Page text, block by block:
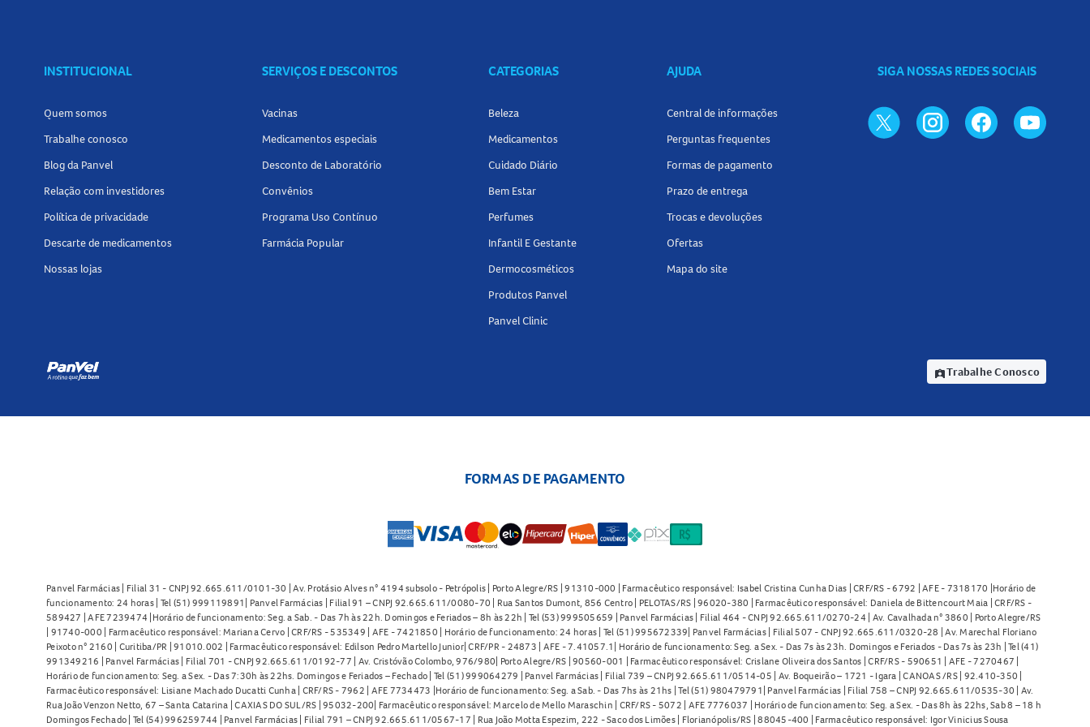
Evite contato com os olhos
Manter fora do alcance de crianças
Armazenar em local fresco, seco e ao abrigo da luz
INSTITUCIONAL
Quem somos
Trabalhe conosco
Blog da Panvel
Relação com investidores
Política de privacidade
Descarte de medicamentos
Nossas lojas
SERVIÇOS E DESCONTOS
Vacinas
Medicamentos especiais
Desconto de Laboratório
Convênios
Programa Uso Contínuo
Farmácia Popular
CATEGORIAS
Beleza
Medicamentos
Cuidado Diário
Bem Estar
Perfumes
Infantil E Gestante
Dermocosméticos
Produtos Panvel
Panvel Clinic
AJUDA
Central de informações
Perguntas frequentes
Formas de pagamento
Prazo de entrega
Trocas e devoluções
Ofertas
Mapa do site
SIGA NOSSAS REDES SOCIAIS
assignment_indTrabalhe Conosco
FORMAS DE PAGAMENTO
Panvel Farmácias | Filial 31 - CNPJ 92.665.611/0101-30 | Av. Protásio Alves n° 4194 subsolo - Petrópolis | Porto Alegre/RS | 91310-000 | Farmacêutico responsável: Isabel Cristina Cunha Dias | CRF/RS - 6792 | AFE - 7318170 |Horário de
funcionamento: 24 horas | Tel (51) 999119891| Panvel Farmácias | Filial 91 – CNPJ 92.665.611/0080-70 | Rua Santos Dumont, 856 Centro | PELOTAS/RS | 96020-380 | Farmacêutico responsável: Daniela de Bittencourt Maia | CRF/RS -
589427 | AFE 7239474 |Horário de funcionamento: Seg. a Sab. - Das 7h às 22h. Domingos e Feriados – 8h às 22h | Tel (53) 999505659 | Panvel Farmácias | Filial 464 - CNPJ 92.665.611/0270-24 | Av. Cavalhada n° 3860 | Porto Alegre/RS
| 91740-000 | Farmacêutico responsável: Mariana Cervo | CRF/RS - 535349 | AFE - 7421850 | Horário de funcionamento: 24 horas | Tel (51) 995672339| Panvel Farmácias | Filial 507 - CNPJ 92.665.611/0320-28 | Av. Marechal Floriano
Peixoto n° 2160 | Curitiba/PR | 91010.002 | Farmacêutico responsável: Edilson Pedro Martello Junior| CRF/PR - 24873 | AFE - 7.41057.1| Horário de funcionamento: Seg. a Sex. - Das 7s às 23h. Domingos e Feriados - Das 7s às 23h | Tel (41)
991349216 | Panvel Farmácias | Filial 701 - CNPJ 92.665.611/0192-77 | Av. Cristóvão Colombo, 976/980| Porto Alegre/RS | 90560-001 | Farmacêutico responsável: Crislane Oliveira dos Santos | CRF/RS - 590651 | AFE - 7270467 |
Horário de funcionamento: Seg. a Sex. - Das 7:30h às 22hs. Domingos e Feriados – Fechado | Tel (51) 999064279 | Panvel Farmácias | Filial 739 – CNPJ 92.665.611/0514-05 | Av. Boqueirão – 1721 - Igara | CANOAS /RS | 92.410-350 |
Farmacêutico responsável: Lisiane Machado Ducatti Cunha | CRF/RS - 7962 | AFE 7734473 |Horário de funcionamento: Seg. a Sab. - Das 7hs às 21hs | Tel (51) 980479791| Panvel Farmácias | Filial 758 – CNPJ 92.665.611/0535-30 | Av.
Rua João Venzon Netto, 67 – Santa Catarina | CAXIAS DO SUL/RS | 95032-200| Farmacêutico responsável: Marcelo de Mello Maraschin | CRF/RS - 5072 | AFE 7776037 | Horário de funcionamento: Seg. a Sex. - Das 8h às 22hs, Sab 8 – 18 h
Domingos Fechado | Tel (54) 996259744 | Panvel Farmácias | Filial 791 – CNPJ 92.665.611/0567-17 | Rua João Motta Espezim, 222 - Saco dos Limões | Florianópolis/RS | 88045-400 | Farmacêutico responsável: Igor Vinicius Sousa